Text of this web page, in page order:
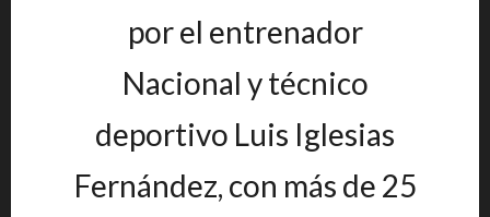
por el entrenador
Nacional y técnico
deportivo Luis Iglesias
Fernández, con más de 25